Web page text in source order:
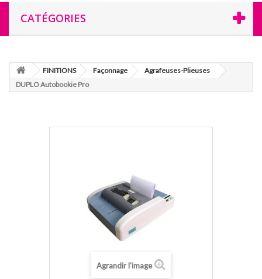
CATÉGORIES
FINITIONS Façonnage
Agrafeuses-Plieuses
DUPLO Autobookie Pro
Agrandir l'image